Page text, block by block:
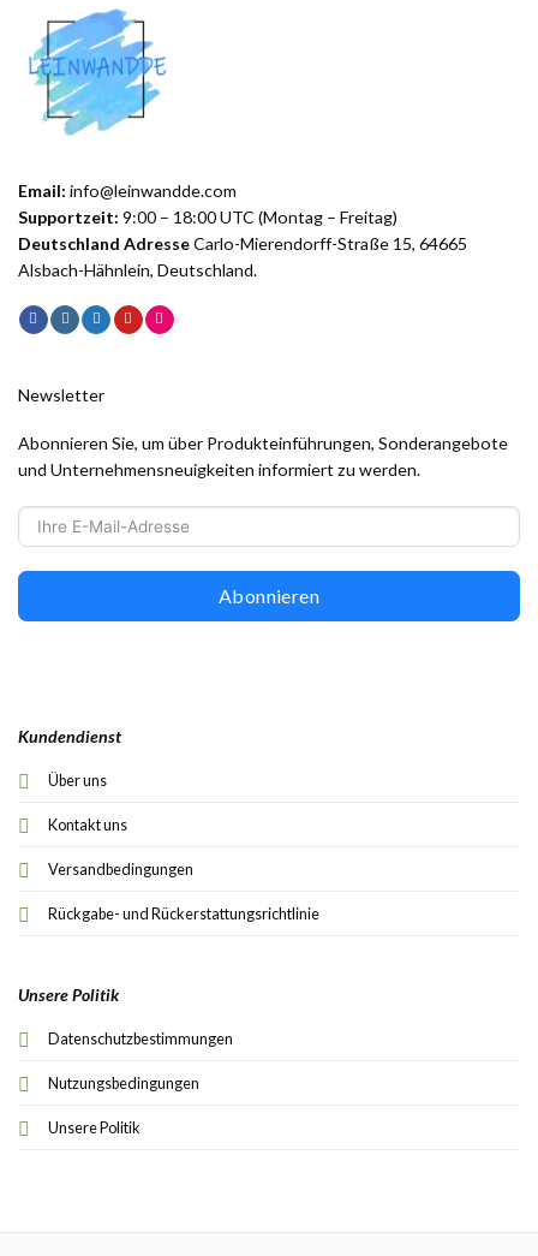
Email: info@leinwandde.com
Supportzeit: 9:00 – 18:00 UTC (Montag – Freitag)
Deutschland AdresseCarlo-Mierendorff-Straße 15, 64665
Alsbach-Hähnlein, Deutschland.
Kundendienst
Über uns
Kontakt uns
Versandbedingungen
Rückgabe- und Rückerstattungsrichtlinie
Unsere Politik
Datenschutzbestimmungen
Nutzungsbedingungen
Unsere Politik
Newsletter
Abonnieren Sie, um über Produkteinführungen, Sonderangebote
und Unternehmensneuigkeiten informiert zu werden.
Abonnieren